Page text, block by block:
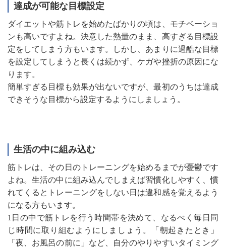
達成が可能な目標設定
ダイエットや筋トレを始めたばかりの頃は、モチベーショ
ンも高いですよね。決意した熱量のまま、高すぎる目標設
定をしてしまう方もいます。しかし、あまりに過酷な目標
を設定してしまうと長くは続かず、ケガや挫折の原因にな
ります。
簡単すぎる目標も効果が出ないですが、最初のうちは達成
できそうな目標から設定するようにしましょう。
生活の中に組み込む
筋トレは、その日のトレーニングを始めるまでが憂鬱です
よね。生活の中に組み込んでしまえば習慣化しやすく、慣
れてくるとトレーニングをしない日は違和感を覚えるよう
になる方もいます。
1日の中で筋トレを行う時間帯を決めて、なるべく毎日同
じ時間に取り組むようにしましょう。「朝起きたとき」
「夜、お風呂の前に」など、自分のやりやすいタイミング